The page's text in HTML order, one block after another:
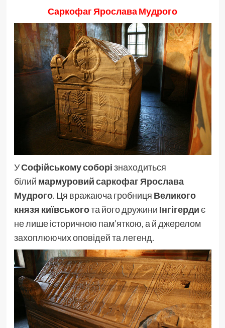
Саркофаг Ярослава Мудрого
УСофійському соборізнаходиться
білий мармуровийсаркофаг Ярослава
Мудрого. Ця вражаюча гробниця Великого
князя київськогота його дружини Інгігердиє
не лише історичною пам’яткою, а й джерелом
захоплюючих оповідей та легенд.